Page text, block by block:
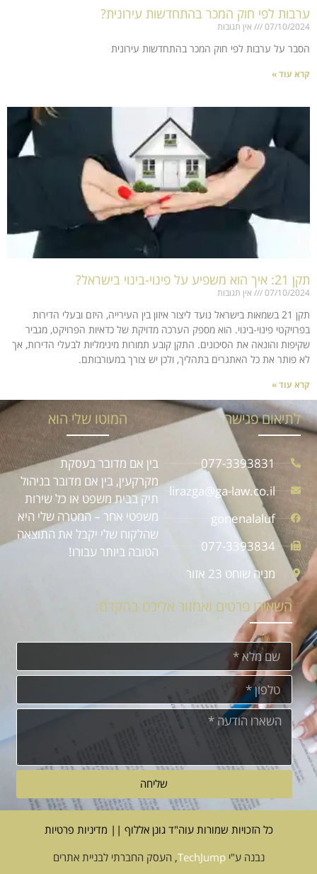
ערבות לפי חוק המכר בהתחדשות עירונית?
07/10/2024 אין תגובות
הסבר על ערבות לפי חוק המכר בהתחדשות עירונית
קרא עוד »
תקן 21: איך הוא משפיע על פינוי-בינוי בישראל?
07/10/2024 אין תגובות
תקן 21 בשמאות בישראל נועד ליצור איזון בין העירייה, היזם ובעלי הדירות
בפרויקטי פינוי-בינוי. הוא מספק הערכה מדויקת של כדאיות הפרויקט, מגביר
שקיפות והונאה את הסיכונים. התקן קובע תמורות מינימליות לבעלי הדירות, אך
לא פותר את כל האתגרים בתהליך, ולכן יש צורך במעורבותם.
קרא עוד »
לתיאום פגישה
077-3393831
lirazga@ga-law.co.il
gonenalaluf
077-3393834
מניה שוחט 23 אזור
המוטו שלי הוא
בין אם מדובר בעסקת
מקרקעין, בין אם מדובר בניהול
תיק בבית משפט או כל שירות
משפטי אחר – המטרה שלי היא
שהלקוח שלי יקבל את התוצאה
הטובה ביותר עבורו!
השאירו פרטים ואחזור אליכם בהקדם:
שליחה
כל הזכויות שמורות עוה"ד גונן אללוף || מדיניות פרטיות
נבנה ע"יTechJump, העסק החברתי לבניית אתרים